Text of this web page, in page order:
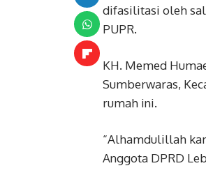
difasilitasi oleh
PUPR.
KH. Memed
Sumberwaras,
rumah ini.
“Alhamdulillah
Anggota DPRD